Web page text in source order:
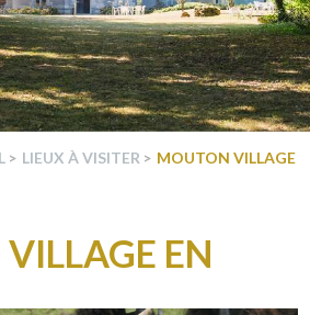
LIEUX À VISITER
MOUTON VILLAGE
EN